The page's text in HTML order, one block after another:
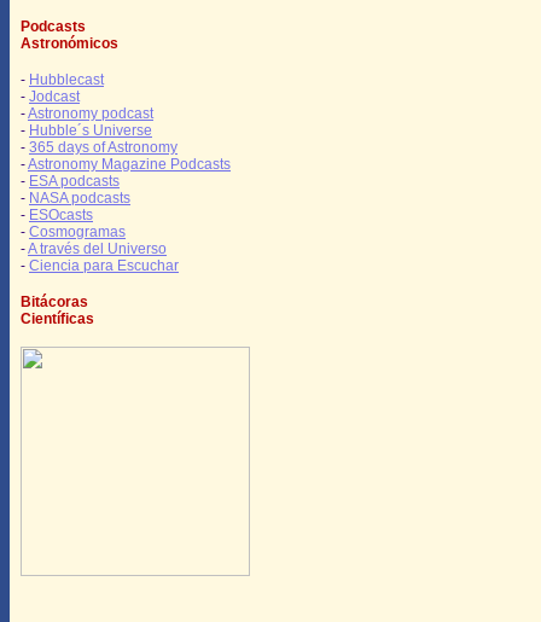
Podcasts
Astronómicos
- Hubblecast
- Jodcast
-Astronomy podcast
- Hubble´s Universe
- 365 days of Astronomy
-Astronomy Magazine Podcasts
- ESA podcasts
- NASA podcasts
- ESOcasts
- Cosmogramas
-A través del Universo
- Ciencia para Escuchar
Bitácoras
Científicas